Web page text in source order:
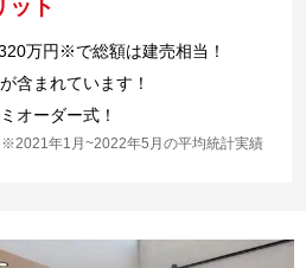
ット
万円※で総額は建売相当！
含まれています！
オーダー式！
※2021年1月~2022年5月の平均統計実績